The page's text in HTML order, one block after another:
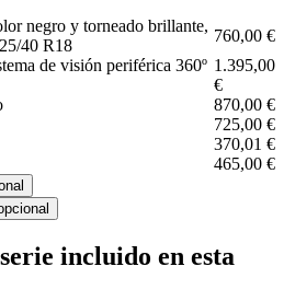
negro y torneado brillante,
40 R18
760,00 €
de visión periférica 360º 1.395,00
€
870,00 €
725,00 €
370,01 €
465,00 €
incluido en esta